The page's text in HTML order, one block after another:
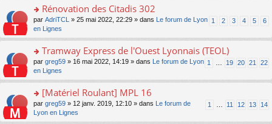
pl
u
s
ré
c
nt
e
n
o
n
lu
pl
ré
c
nt
e
s
s
e
n
o
n
lu
pl
ult
er
le
m
e
s
s
e
n
o
o
n
s
er
le
m
e
s
s
a
Rénovation des Citadis 302
1 2 3 4 5 6
par AdriTCL » 25 mai 2022, 22:29 » dans
Le forum de Lyon
en Lignes
o
n
s
er
le
m
Tramway Express de l'Ouest Lyonnais (TEOL)
1 19 20 21 22
par greg59 » 16 mai 2022, 14:19 » dans
Le forum de Lyon
en Lignes
o
s
[Matériel Roulant] MPL 16
1 11 12 13 14
par greg59 » 12 janv. 2019, 12:10 » dans
Le forum de
Lyon en Lignes